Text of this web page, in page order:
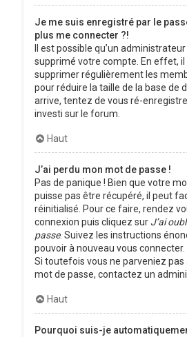
Je me suis enregistré par le
plus me connecter ?!
Il est possible qu’un
supprimé votre compte. En effet,
supprimer régulièrement les
pour réduire la taille de la base de
arrive, tentez de vous ré-
investi sur le forum.
Haut
J’ai perdu mon mot de passe !
Pas de panique ! Bien que votre
puisse pas être récupéré, il peut
réinitialisé. Pour ce faire, rendez
connexion puis cliquez sur J’ai
passe. Suivez les instructions
pouvoir à nouveau vous connecter.
Si toutefois vous ne parveniez
mot de passe, contactez un
Haut
Pourquoi suis-je